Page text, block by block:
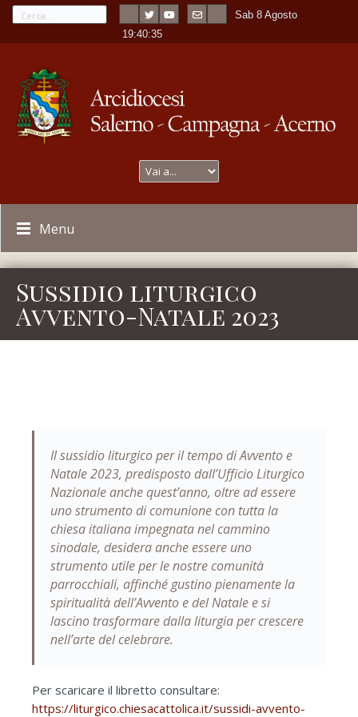
Sab 8 Agosto
19:40:35
Menu
Sussidio liturgico
Avvento-Natale 2023
Il sussidio liturgico per il tempo di Avvento e
Natale 2023, predisposto dall’Ufficio Liturgico
Nazionale anche quest’anno, oltre ad essere
uno strumento di comunione con tutta la
chiesa italiana impegnata nel cammino
sinodale, desidera anche essere uno
strumento utile per le nostre comunità
parrocchiali, affinché gustino pienamente la
spiritualità dell’Avvento e del Natale e si
lascino trasformare dalla liturgia per crescere
nell’arte del celebrare.
Per scaricare il libretto consultare:
https://liturgico.chiesacattolica.it/sussidi-avvento-